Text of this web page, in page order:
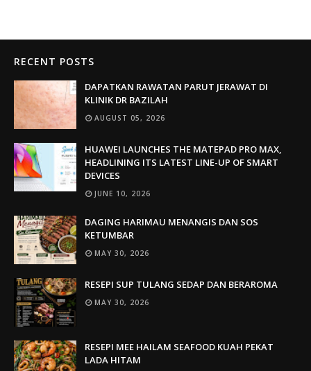
RECENT POSTS
DAPATKAN RAWATAN PARUT JERAWAT DI
KLINIK DR BAZILAH
AUGUST 05, 2026
HUAWEI LAUNCHES THE MATEPAD PRO MAX,
HEADLINING ITS LATEST LINE-UP OF SMART
DEVICES
JUNE 10, 2026
DAGING HARIMAU MENANGIS DAN SOS
KETUMBAR
MAY 30, 2026
RESEPI SUP TULANG SEDAP DAN BERAROMA
MAY 30, 2026
RESEPI MEE HAILAM SEAFOOD KUAH PEKAT
LADA HITAM